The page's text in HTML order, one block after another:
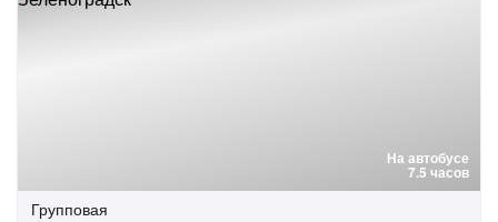
На автобусе
7.5 часов
Групповая